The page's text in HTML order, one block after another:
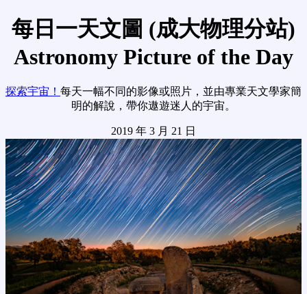
每日一天文圖 (成大物理分站)
Astronomy Picture of the Day
探索宇宙！ 每天一幅不同的影像或照片，並由專業天文學家簡
明的解說，帶你遨遊迷人的宇宙。
2019 年 3 月 21 日